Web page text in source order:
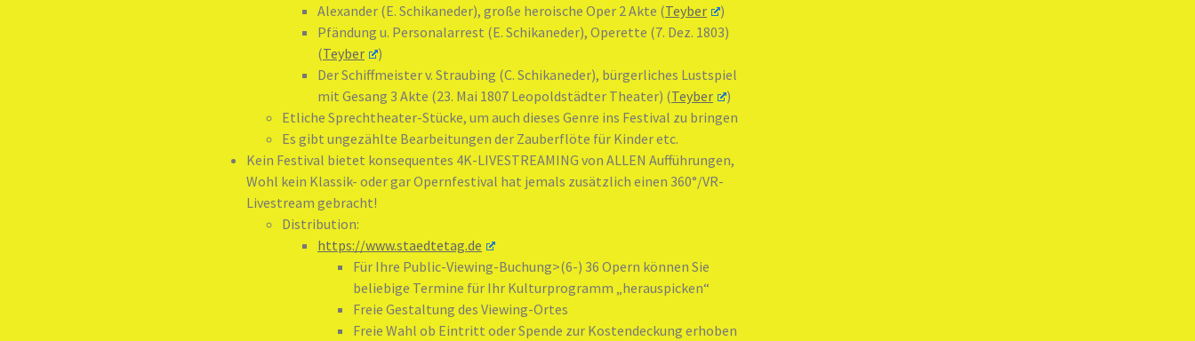
Alexander (E. Schikaneder), große heroische Oper 2 Akte (Teyber
)
Pfändung u. Personalarrest (E. Schikaneder), Operette (7. Dez. 1803)
(Teyber
)
Der Schiffmeister v. Straubing (C. Schikaneder), bürgerliches Lustspiel
mit Gesang 3 Akte (23. Mai 1807 Leopoldstädter Theater) (Teyber
)
Etliche Sprechtheater-Stücke, um auch dieses Genre ins Festival zu bringen
Es gibt ungezählte Bearbeitungen der Zauberflöte für Kinder etc.
Kein Festival bietet konsequentes 4K-LIVESTREAMING von ALLEN Aufführungen,
Wohl kein Klassik- oder gar Opernfestival hat jemals zusätzlich einen 360°/VR-
Livestream gebracht!
Distribution:
https://www.staedtetag.de
Für Ihre Public-Viewing-Buchung>(6-) 36 Opern können Sie
beliebige Termine für Ihr Kulturprogramm „herauspicken“
Freie Gestaltung des Viewing-Ortes
Freie Wahl ob Eintritt oder Spende zur Kostendeckung erhoben